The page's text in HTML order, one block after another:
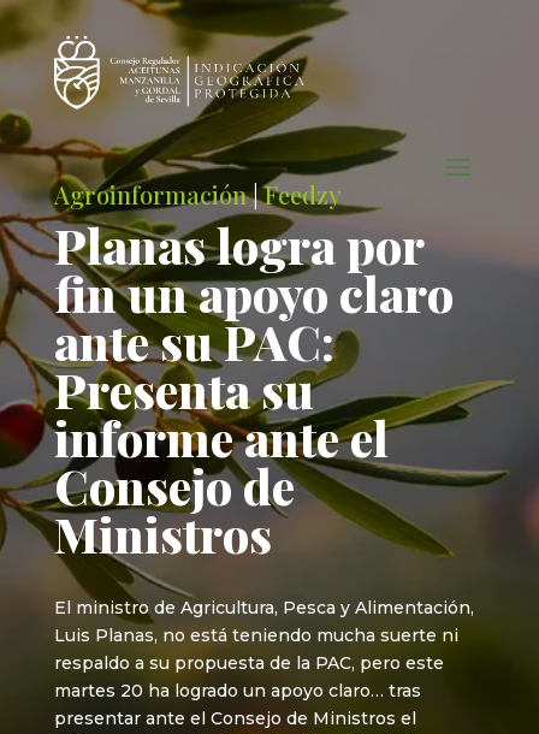
Agroinformación|Feedzy
Planas logra por
fin un apoyo claro
ante su PAC:
Presenta su
informe ante el
Consejo de
Ministros
El ministro de Agricultura, Pesca y Alimentación,
Luis Planas, no está teniendo mucha suerte ni
respaldo a su propuesta de la PAC, pero este
martes 20 ha logrado un apoyo claro… tras
presentar ante el Consejo de Ministros el